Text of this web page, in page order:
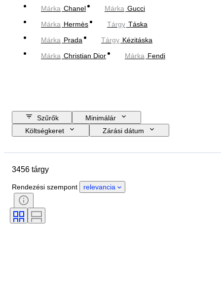
Márka Chanel Márka Gucci
Márka Hermès Tárgy Táska
Márka Prada Tárgy Kézitáska
Márka Christian Dior Márka Fendi
Szűrők
Minimálár
Költségkeret
Zárási dátum
Country of origin
Állapot
Szín
Tartozékok mellékelve
Minta
Modell
3456 tárgy
Rendezési szempont relevancia